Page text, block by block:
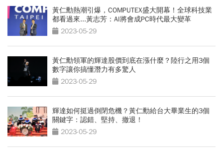
黃仁勳熱潮引爆，COMPUTEX盛大開幕！全球科技業
都看過來...黃志芳：AI將會成PC時代最大變革
2023-05-29
黃仁勳領軍的輝達股價到底在漲什麼？陸行之用3個
數字讓你搞懂潛力有多驚人
2023-05-29
輝達如何挺過倒閉危機？黃仁勳給台大畢業生的3個
關鍵字：認錯、堅持、撤退！
2023-05-29